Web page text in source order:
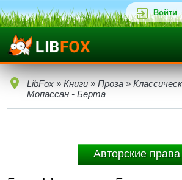
Войти
LibFox » Книги » Проза »
Мопассан - Берта
Авторские права